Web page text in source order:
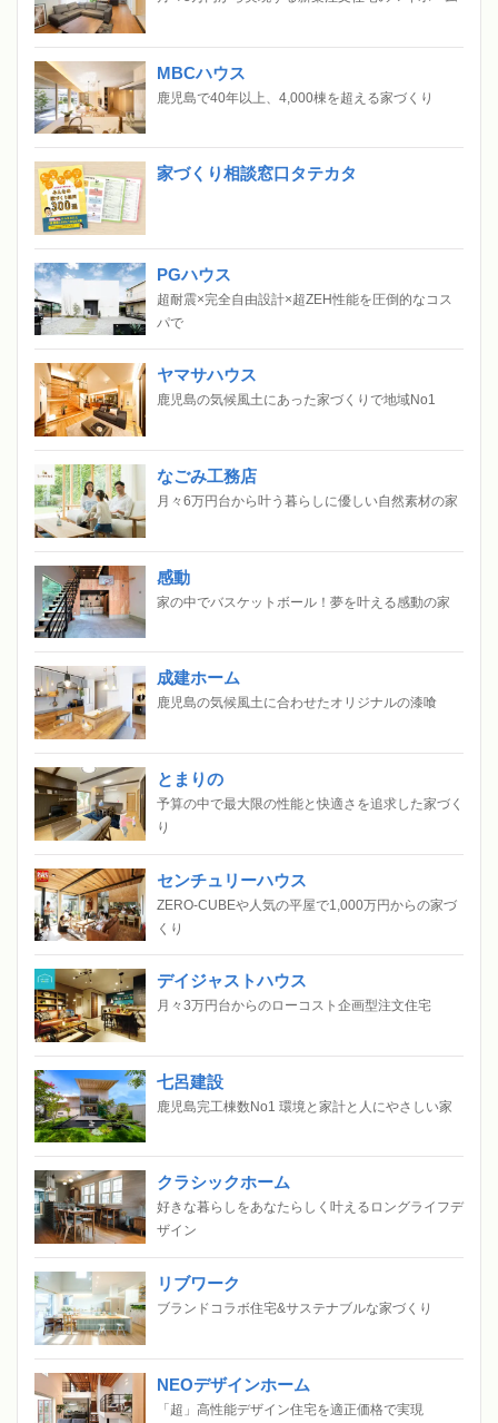
MBCハウス
鹿児島で40年以上、4,000棟を超える家づくり
家づくり相談窓口タテカタ
PGハウス
超耐震×完全自由設計×超ZEH性能を圧倒的なコス
パで
ヤマサハウス
鹿児島の気候風土にあった家づくりで地域No1
なごみ工務店
月々6万円台から叶う暮らしに優しい自然素材の家
感動
家の中でバスケットボール！夢を叶える感動の家
成建ホーム
鹿児島の気候風土に合わせたオリジナルの漆喰
とまりの
予算の中で最大限の性能と快適さを追求した家づく
り
センチュリーハウス
ZERO-CUBEや人気の平屋で1,000万円からの家づ
くり
デイジャストハウス
月々3万円台からのローコスト企画型注文住宅
七呂建設
鹿児島完工棟数No1 環境と家計と人にやさしい家
クラシックホーム
好きな暮らしをあなたらしく叶えるロングライフデ
ザイン
リブワーク
ブランドコラボ住宅&サステナブルな家づくり
NEOデザインホーム
「超」高性能デザイン住宅を適正価格で実現